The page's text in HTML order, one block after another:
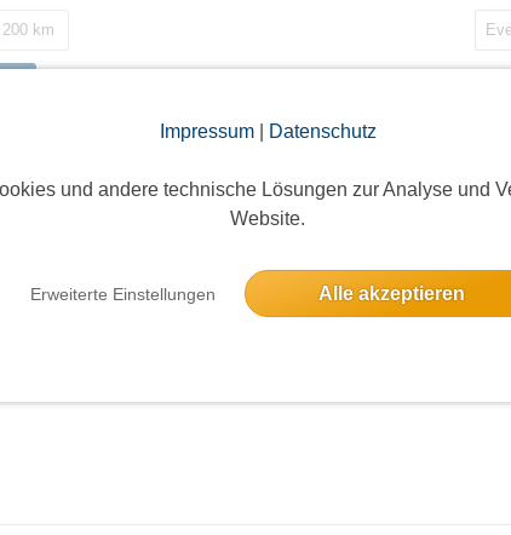
Impressum| Datenschutz
und andere technische Lösungen zur Analyse und
Website.
Erweiterte Einstellungen Alle akzeptieren
km